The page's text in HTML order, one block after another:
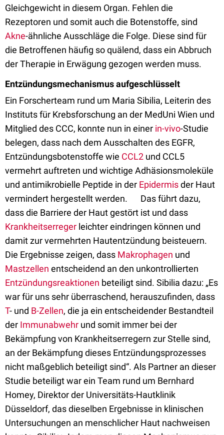
Gleichgewicht in diesem Organ. Fehlen die
Rezeptoren und somit auch die Botenstoffe, sind
Akne-ähnliche Ausschläge die Folge. Diese sind für
die Betroffenen häufig so quälend, dass ein Abbruch
der Therapie in Erwägung gezogen werden muss.
Entzündungsmechanismus aufgeschlüsselt
Ein Forscherteam rund um Maria Sibilia, Leiterin des
Instituts für Krebsforschung an der MedUni Wien und
Mitglied des CCC, konnte nun in einer in-vivo-Studie
belegen, dass nach dem Ausschalten des EGFR,
Entzündungsbotenstoffe wie CCL2 und CCL5
vermehrt auftreten und wichtige Adhäsionsmoleküle
und antimikrobielle Peptide in der Epidermisder Haut
vermindert hergestellt werden. Das führt dazu,
dass die Barriere der Haut gestört ist und dass
Krankheitserreger leichter eindringen können und
damit zur vermehrten Hautentzündung beisteuern.
Die Ergebnisse zeigen, dass Makrophagen und
Mastzellen entscheidend an den unkontrollierten
Entzündungsreaktionen beteiligt sind. Sibilia dazu: „Es
war für uns sehr überraschend, herauszufinden, dass
T- und B-Zellen, die ja ein entscheidender Bestandteil
der Immunabwehr und somit immer bei der
Bekämpfung von Krankheitserregern zur Stelle sind,
an der Bekämpfung dieses Entzündungsprozesses
nicht maßgeblich beteiligt sind“. Als Partner an dieser
Studie beteiligt war ein Team rund um Bernhard
Homey, Direktor der Universitäts-Hautklinik
Düsseldorf, das dieselben Ergebnisse in klinischen
Untersuchungen an menschlicher Haut nachweisen